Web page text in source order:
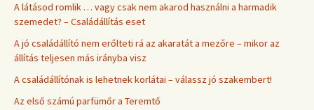
A látásod romlik … vagy csak nem akarod használni a harmadik
szemedet? – Családállítás eset
A jó családállító nem erőlteti rá az akaratát a mezőre – mikor az
állítás teljesen más irányba visz
A családállítónak is lehetnek korlátai – válassz jó szakembert!
Az első számú parfümőr a Teremtő